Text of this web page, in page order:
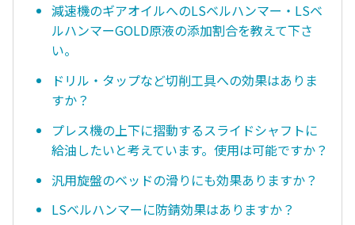
減速機のギアオイルへのLSベルハンマー・LSベ
ルハンマーGOLD原液の添加割合を教えて下さ
い。
ドリル・タップなど切削工具への効果はありま
すか？
プレス機の上下に摺動するスライドシャフトに
給油したいと考えています。使用は可能ですか？
汎用旋盤のベッドの滑りにも効果ありますか？
LSベルハンマーに防錆効果はありますか？